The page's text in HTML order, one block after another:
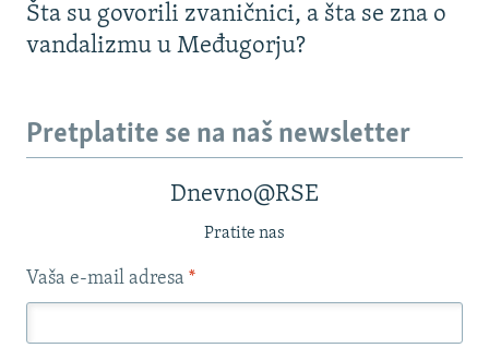
Šta su govorili zvaničnici, a šta se zna o
vandalizmu u Međugorju?
Pretplatite se na naš newsletter
Dnevno@RSE
Pratite nas
Vaša e-mail adresa *